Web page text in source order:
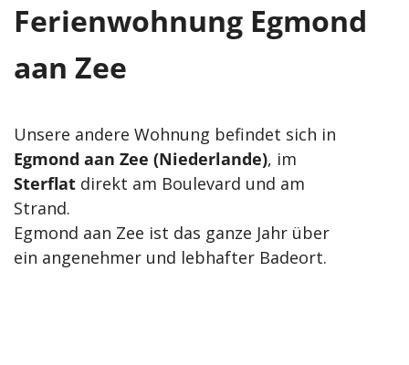
Ferienwohnung Egmond
aan Zee
Unsere andere Wohnung befindet sich in
Egmond aan Zee (Niederlande), im
Sterflat direkt am Boulevard und am
Strand.
Egmond aan Zee ist das ganze Jahr über
ein angenehmer und lebhafter Badeort.